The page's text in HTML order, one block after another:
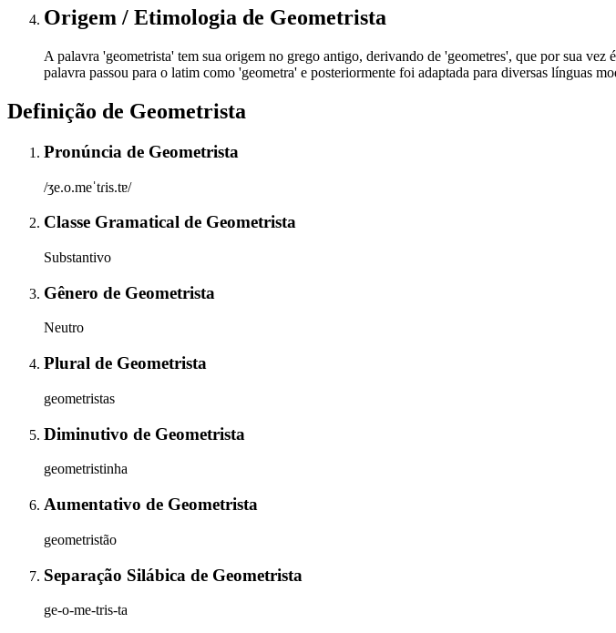
Origem / Etimologia de Geometrista
A palavra 'geometrista' tem sua origem no grego antigo, derivando de 'geometres', que por sua
palavra passou para o latim como 'geometra' e posteriormente foi adaptada para diversas línguas
Definição de Geometrista
Pronúncia de Geometrista
/ʒe.o.meˈtɾis.tɐ/
Classe Gramatical de Geometrista
Substantivo
Gênero de Geometrista
Neutro
Plural de Geometrista
geometristas
Diminutivo de Geometrista
geometristinha
Aumentativo de Geometrista
geometristão
Separação Silábica de Geometrista
ge-o-me-tris-ta